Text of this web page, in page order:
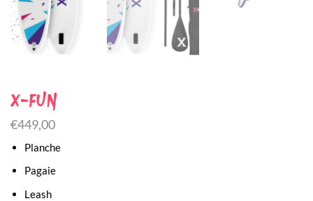
X-Fun
€449,00
Planche
Pagaie
Leash